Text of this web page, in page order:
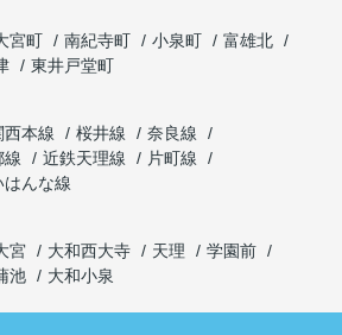
宮町 南紀寺町 小泉町
富雄北
東井戸堂町
西本線 桜井線
奈良線
線 近鉄天理線
片町線
んな線
宮 大和西大寺 天理
学園前
池 大和小泉